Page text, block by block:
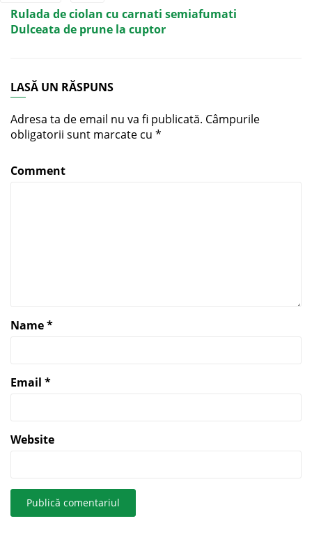
Rulada de ciolan cu carnati semiafumati
Dulceata de prune la cuptor
LASĂ UN RĂSPUNS
Adresa ta de email nu va fi publicată. Câmpurile
obligatorii sunt marcate cu *
Comment
Name*
Email *
Website